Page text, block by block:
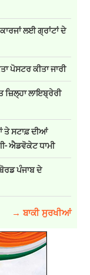
ਲਈ ਗ੍ਰਾਂਟਾਂ ਦੇ
ਪੋਸਟਰ ਕੀਤਾ ਜਾਰੀ
ਜ਼ਿਲ੍ਹਾ ਲਾਇਬ੍ਰੇਰੀ
ਤੇ ਸਟਾਫ਼ ਦੀਆਂ
ਐਡਵੋਕੇਟ ਧਾਮੀ
ਪੰਜਾਬ ਦੇ
→ ਬਾਕੀ ਸੁਰਖੀਆਂ